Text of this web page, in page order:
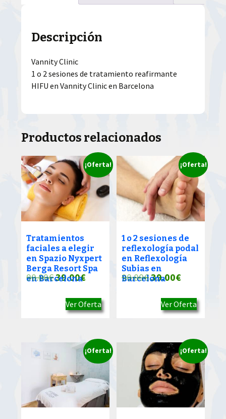
Descripción
Vannity Clinic
1 o 2 sesiones de tratamiento reafirmante
HIFU en Vannity Clinic en Barcelona
Productos relacionados
¡Oferta!
Tratamientos
faciales a elegir
en Spazio Nyxpert
Berga Resort Spa
en Barcelona
90.00€El
original
39.00€El
actual
39.00€.
Ver Oferta
¡Oferta!
1 o 2 sesiones de
reflexología podal
en Reflexología
Subias en
Barcelona
90.00€El
original
39.00€El
actual
39.00€.
Ver Oferta
¡Oferta! ¡Oferta!